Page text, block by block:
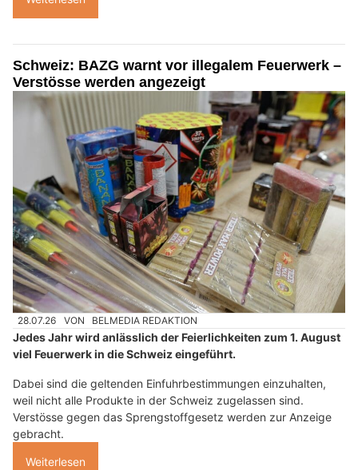
Schweiz: BAZG warnt vor illegalem Feuerwerk –
Verstösse werden angezeigt
28.07.26 VON BELMEDIA REDAKTION
Jedes Jahr wird anlässlich der Feierlichkeiten zum 1. August
viel Feuerwerk in die Schweiz eingeführt.
Dabei sind die geltenden Einfuhrbestimmungen einzuhalten,
weil nicht alle Produkte in der Schweiz zugelassen sind.
Verstösse gegen das Sprengstoffgesetz werden zur Anzeige
gebracht.
Weiterlesen